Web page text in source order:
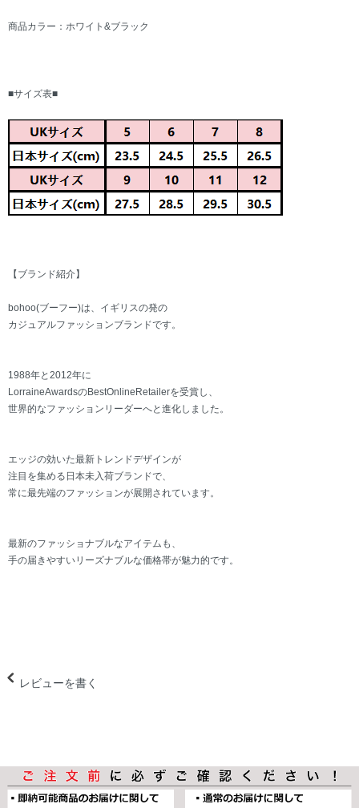
商品カラー：ホワイト&ブラック
■サイズ表■
【ブランド紹介】
bohoo(ブーフー)は、イギリスの発の
カジュアルファッションブランドです。
1988年と2012年に
LorraineAwardsのBestOnlineRetailerを受賞し、
世界的なファッションリーダーへと進化しました。
エッジの効いた最新トレンドデザインが
注目を集める日本未入荷ブランドで、
常に最先端のファッションが展開されています。
最新のファッショナブルなアイテムも、
手の届きやすいリーズナブルな価格帯が魅力的です。
レビューを書く